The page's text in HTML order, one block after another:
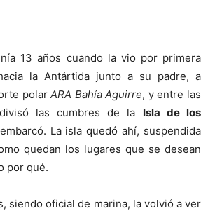
13 años cuando la vio por primera
la Antártida junto a su padre, a
polarARA Bahía Aguirre, y entre las
las cumbres de la Isla de los
La isla quedó ahí, suspendida
quedan los lugares que se desean
por qué.
siendo oficial de marina, la volvió a ver